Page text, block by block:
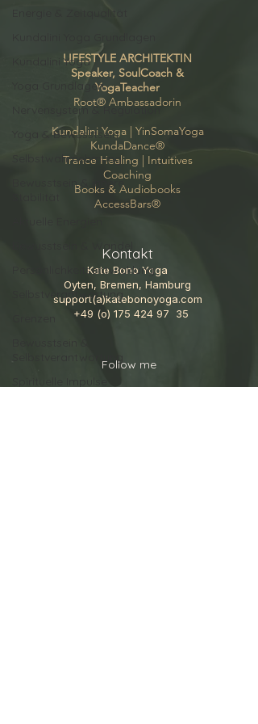
Energie & Zeitqualität
Kundalini Yoga
Yoga Grundlagen
Nervensystem & Regulation
Yoga & Bewusstsein
Selbstwahrnehmung
Bewusstsein & innere
Bewusstsein & Wandel
Persönlichkeitsentwicklung
Selbstverantwortung
Selbstverantwortung
LIFESTYLE ARCHITEKTIN
Speaker, SoulCoach &
YogaTeacher
Root® Ambassadorin
Kundalini Yoga | YinSomaYoga
KundaDance®
Trance Healing | Intuitives
Coaching
Books & Audiobooks
AccessBars®
Kontakt
Kate Bono Yoga
Oyten, Bremen, Hamburg
support(a)katebonoyoga.com
+49 (o) 175 424 97 35
Follow me